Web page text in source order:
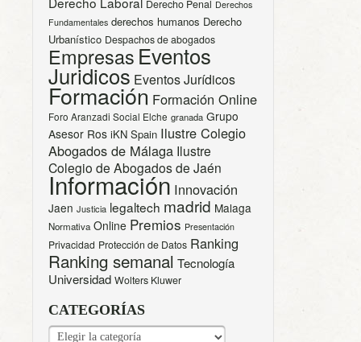
Derecho Penal Derechos
Fundamentales derechos humanos Derecho
Urbanístico Despachos de abogados
Empresas Eventos
Juridicos Eventos Jurídicos
Formación Formación Online
Foro Aranzadi Social Elche granada Grupo
Asesor Ros iKN Spain Ilustre Colegio
Abogados de Málaga Ilustre
Colegio de Abogados de Jaén
Información Innovación
Jaen Justicia legaltech madrid Malaga
Normativa Online Premios Presentación
Privacidad Protección de Datos Ranking
Ranking semanal Tecnología
Universidad Wolters Kluwer
CATEGORÍAS
CATEGORÍAS